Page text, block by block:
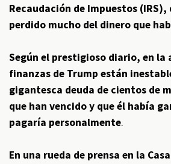
Recaudación de Impuestos (IRS),
perdido mucho del dinero que
Según el prestigioso diario, en la
finanzas de Trump están
gigantesca deuda de cientos de
que han vencido y que él había
pagaría personalmente.
En una rueda de prensa en la